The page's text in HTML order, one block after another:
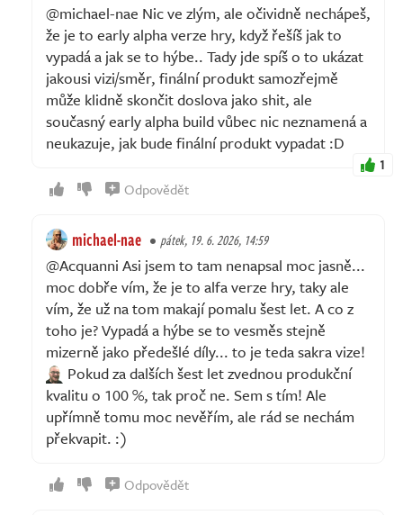
@michael-nae Nic ve zlým, ale očividně nechápeš,
že je to early alpha verze hry, když řešíš jak to
vypadá a jak se to hýbe.. Tady jde spíš o to ukázat
jakousi vizi/směr, finální produkt samozřejmě
může klidně skončit doslova jako shit, ale
současný early alpha build vůbec nic neznamená a
neukazuje, jak bude finální produkt vypadat :D
1
Odpovědět
michael-nae pátek, 19. 6. 2026, 14:59
@Acquanni Asi jsem to tam nenapsal moc jasně...
moc dobře vím, že je to alfa verze hry, taky ale
vím, že už na tom makají pomalu šest let. A co z
toho je? Vypadá a hýbe se to vesměs stejně
mizerně jako předešlé díly... to je teda sakra vize!
Pokud za dalších šest let zvednou produkční
kvalitu o 100 %, tak proč ne. Sem s tím! Ale
upřímně tomu moc nevěřím, ale rád se nechám
překvapit. :)
Odpovědět